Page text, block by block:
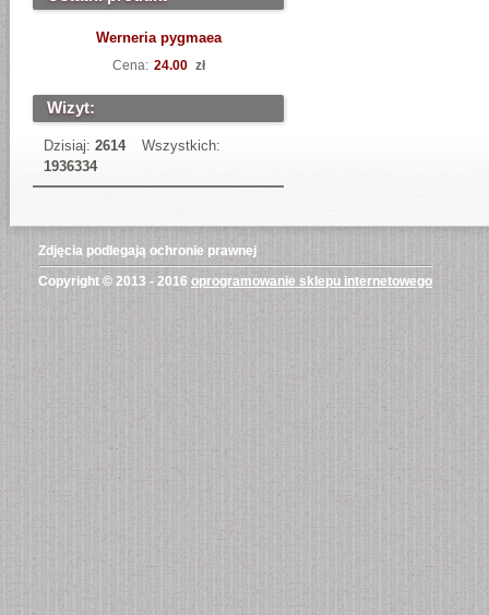
Werneria pygmaea
Cena: 24.00 zł
Wizyt:
Dzisiaj: 2614
Wszystkich:
1936334
Zdjęcia podlegają ochronie prawnej
Copyright © 2013 - 2016 oprogramowanie sklepu internetowego